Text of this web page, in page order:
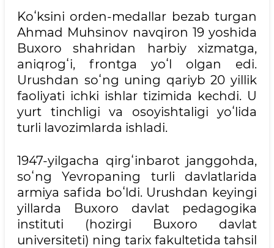
Koʻksini orden-medallar bezab turgan
Ahmad Muhsinov navqiron 19 yoshida
Buxoro shahridan harbiy xizmatga,
aniqrogʻi, frontga yoʻl olgan edi.
Urushdan soʻng uning qariyb 20 yillik
faoliyati ichki ishlar tizimida kechdi. U
yurt tinchligi va osoyishtaligi yoʻlida
turli lavozimlarda ishladi.
1947-yilgacha qirgʻinbarot janggohda,
soʻng Yevropaning turli davlatlarida
armiya safida boʻldi. Urushdan keyingi
yillarda Buxoro davlat pedagogika
instituti (hozirgi Buxoro davlat
universiteti) ning tarix fakultetida tahsil